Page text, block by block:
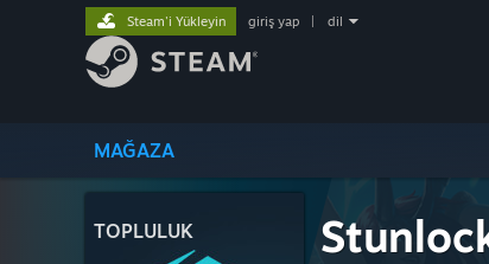
MAĞAZA
TOPLULUK
Steam'i Yükleyin giriş yap dil